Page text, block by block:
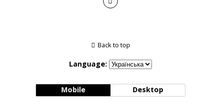
Back to top
Language:
Mobile Desktop